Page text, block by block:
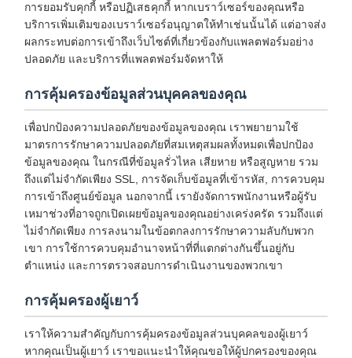
การยอมรับคุกกี้ หรือปฏิเสธคุกกี้ หากเบราว์เซอร์ของคุณหรือ
บริการเพิ่มเติมของเบราว์เซอร์อนุญาตให้ทำเช่นนั้นได้ แต่อาจส่ง
ผลกระทบต่อการเข้าถึงเว็บไซต์ที่เกี่ยวข้องกับแพลตฟอร์มอย่าง
ปลอดภัย และบริการที่แพลตฟอร์มจัดหาให้
การคุ้มครองข้อมูลส่วนบุคคลของคุณ
เพื่อปกป้องความปลอดภัยของข้อมูลของคุณ เราพยายามใช้
มาตรการรักษาความปลอดภัยที่สมเหตุสมผลทั้งหมดเพื่อปกป้อง
ข้อมูลของคุณ ในกรณีที่ข้อมูลรั่วไหล เสียหาย หรือสูญหาย รวม
ถึงแต่ไม่จำกัดเพียง SSL, การจัดเก็บข้อมูลที่เข้ารหัส, การควบคุม
การเข้าถึงศูนย์ข้อมูล นอกจากนี้ เรายังจัดการพนักงานหรือผู้รับ
เหมาช่วงที่อาจถูกเปิดเผยข้อมูลของคุณอย่างเคร่งครัด รวมถึงแต่
ไม่จำกัดเพียง การลงนามในข้อตกลงการรักษาความลับกับพวก
เขา การใช้การควบคุมอำนาจหน้าที่ที่แตกต่างกันขึ้นอยู่กับ
ตำแหน่ง และการตรวจสอบการดำเนินงานของพวกเขา
การคุ้มครองผู้เยาว์
เราให้ความสำคัญกับการคุ้มครองข้อมูลส่วนบุคคลของผู้เยาว์
หากคุณเป็นผู้เยาว์ เราขอแนะนำให้คุณขอให้ผู้ปกครองของคุณ